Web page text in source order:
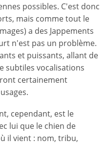
possibles. C'est donc
mais comme tout le
a des Jappements
n'est pas un problème.
et puissants, allant de
subtiles vocalisations
certainement
cependant, est le
lui que le chien de
il vient : nom, tribu,